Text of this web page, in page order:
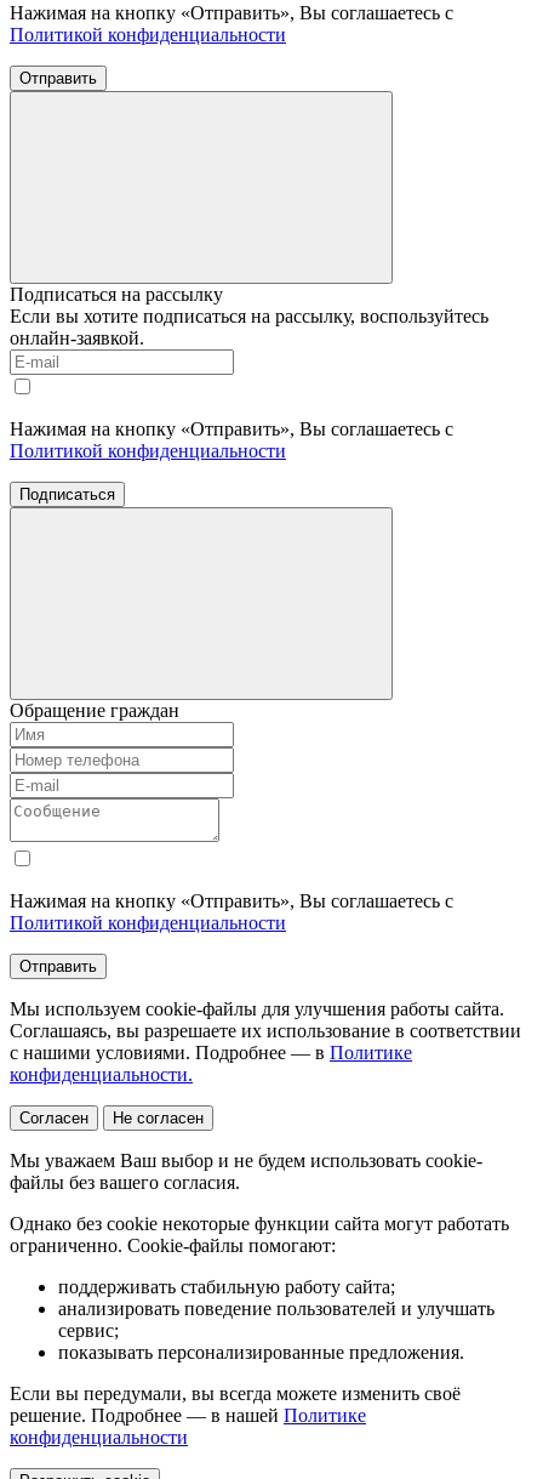
Нажимая на кнопку «Отправить», Вы соглашаетесь с
Политикой конфиденциальности
Отправить
Подписаться на рассылку
Если вы хотите подписаться на рассылку, воспользуйтесь
онлайн-заявкой.
Нажимая на кнопку «Отправить», Вы соглашаетесь с
Политикой конфиденциальности
Подписаться
Обращение граждан
Нажимая на кнопку «Отправить», Вы соглашаетесь с
Политикой конфиденциальности
Отправить
Мы используем cookie-файлы для улучшения работы сайта.
Соглашаясь, вы разрешаете их использование в соответствии
с нашими условиями. Подробнее — в Политике
конфиденциальности.
Согласен Не согласен
Мы уважаем Ваш выбор и не будем использовать cookie-
файлы без вашего согласия.
Однако без cookie некоторые функции сайта могут работать
ограниченно. Cookie-файлы помогают:
поддерживать стабильную работу сайта;
анализировать поведение пользователей и улучшать
сервис;
показывать персонализированные предложения.
Если вы передумали, вы всегда можете изменить своё
решение. Подробнее — в нашей Политике
конфиденциальности